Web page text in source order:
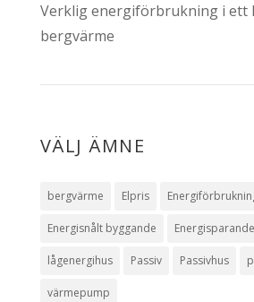
Verklig energiförbrukning i ett
bergvärme
VÄLJ ÄMNE
bergvärme Elpris
Energisnålt byggande Energisparande
lågenergihus Passiv Passivhus
värmepump